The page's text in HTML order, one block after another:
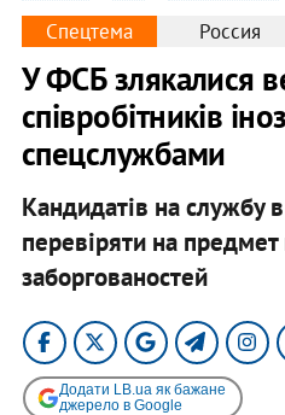
Спецтема Россия
У ФСБ злякалися
співробітників
спецслужбами
Кандидатів на службу
перевіряти на
заборгованостей
Додати LB.ua як бажане
джерело в Google